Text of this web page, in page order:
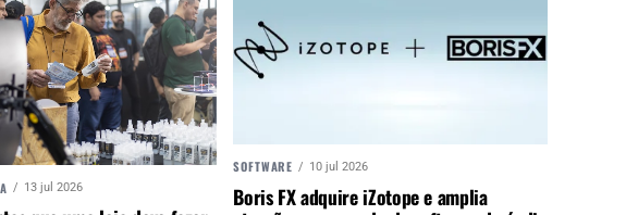
13 jul 2026
SOFTWARE 10 jul 2026
Boris FX adquire iZotope e amplia